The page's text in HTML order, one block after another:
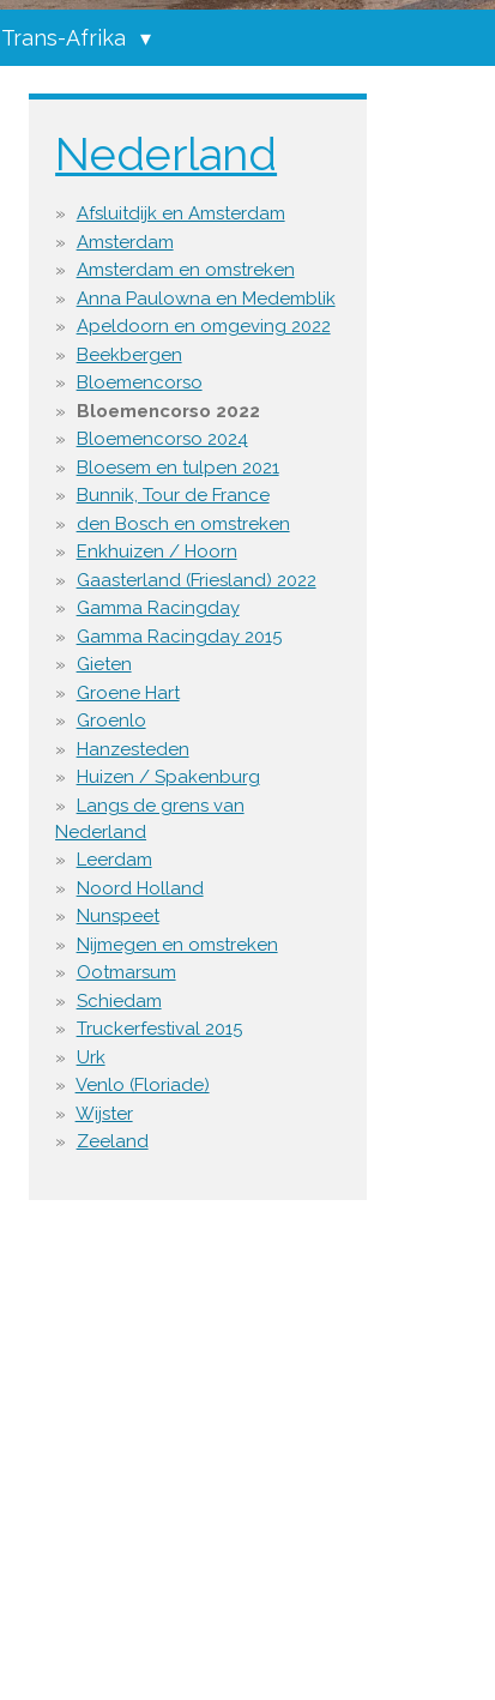
Trans-Afrika
Nederland
Afsluitdijk en Amsterdam
Amsterdam
Amsterdam en omstreken
Anna Paulowna en Medemblik
Apeldoorn en omgeving 2022
Beekbergen
Bloemencorso
Bloemencorso 2022
Bloemencorso 2024
Bloesem en tulpen 2021
Bunnik, Tour de France
den Bosch en omstreken
Enkhuizen / Hoorn
Gaasterland (Friesland) 2022
Gamma Racingday
Gamma Racingday 2015
Gieten
Groene Hart
Groenlo
Hanzesteden
Huizen / Spakenburg
Langs de grens van
Nederland
Leerdam
Noord Holland
Nunspeet
Nijmegen en omstreken
Ootmarsum
Schiedam
Truckerfestival 2015
Urk
Venlo (Floriade)
Wijster
Zeeland